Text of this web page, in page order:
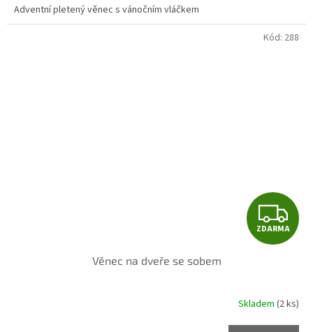
Adventní pletený věnec s vánočním vláčkem
Z
D
R
ZDARMA
Věnec na dveře se sobem
Skladem (2 ks)
Kód: 288